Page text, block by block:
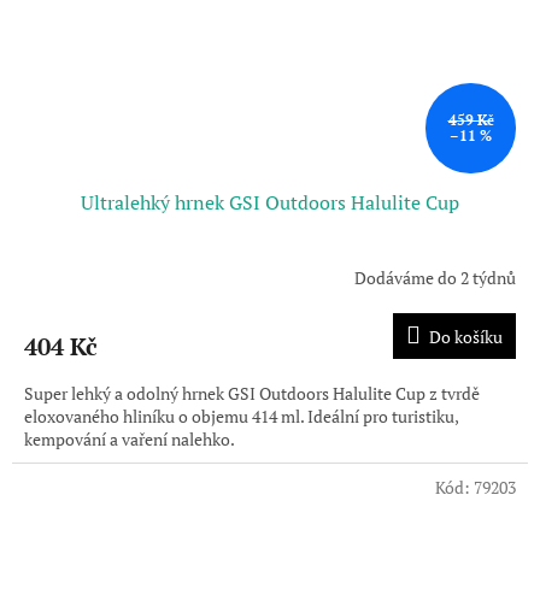
459 Kč
–11 %
Ultralehký hrnek GSI Outdoors Halulite Cup
Dodáváme do 2 týdnů
404 Kč Do košíku
Super lehký a odolný hrnek GSI Outdoors Halulite Cup z tvrdě
eloxovaného hliníku o objemu 414 ml. Ideální pro turistiku,
kempování a vaření nalehko.
Kód: 79203